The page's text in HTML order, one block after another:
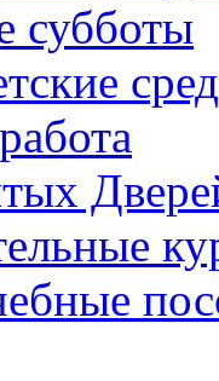
субботы